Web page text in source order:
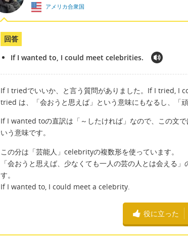
アメリカ合衆国
回答
If I wanted to, I could meet celebrities.
If I triedでいいか、と言う質問がありました。If I tried, I
tried は、「会おうと思えば」という意味にもなるし、「
If I wanted toの直訳は「～したければ」なので、この文
いう意味です。
この分は「芸能人」celebrityの複数形を使っています。
「会おうと思えば、少なくても一人の芸の人とは会える
す。
If I wanted to, I could meet a celebrity.
役に立った